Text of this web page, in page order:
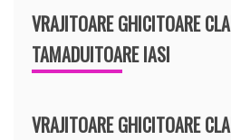
VRAJITOARE GHICITOARE
TAMADUITOARE IASI
VRAJITOARE GHICITOARE